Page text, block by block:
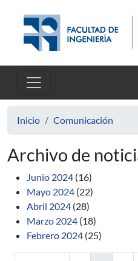
Inicio Comunicación
Archivo de
Junio 2024 (16)
Mayo 2024 (22)
Abril 2024 (28)
Marzo 2024 (18)
Febrero 2024 (25)